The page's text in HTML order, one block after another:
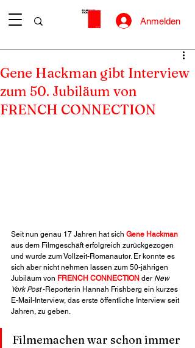
Anmelden
Gene Hackman gibt Interview
zum 50. Jubiläum von
FRENCH CONNECTION
Seit nun genau 17 Jahren hat sich Gene Hackman
aus dem Filmgeschäft erfolgreich zurückgezogen
und wurde zum Vollzeit-Romanautor. Er konnte es
sich aber nicht nehmen lassen zum 50-jährigen
Jubiläum von FRENCH CONNECTION der New
York Post -Reporterin Hannah Frishberg ein kurzes
E-Mail-Interview, das erste öffentliche Interview seit
Jahren, zu geben.
Filmemachen war schon immer